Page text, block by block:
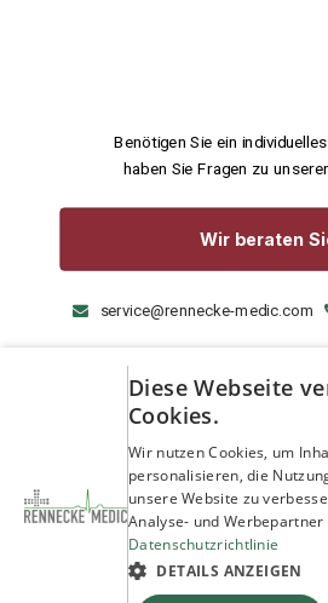
Benötigen Sie ein
haben Sie Fragen zu
Wir beraten
service@rennecke-medic.com
Diese Webseite
Cookies.
Wir nutzen Cookies, um
personalisieren, die
unsere Website zu
Analyse- und
Datenschutzrichtlinie
DETAILS ANZEIGEN